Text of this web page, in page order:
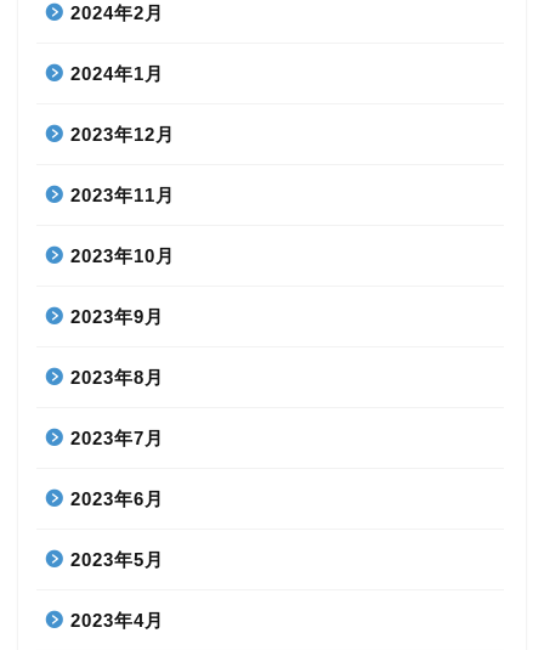
2024年2月
2024年1月
2023年12月
2023年11月
2023年10月
2023年9月
2023年8月
2023年7月
2023年6月
2023年5月
2023年4月